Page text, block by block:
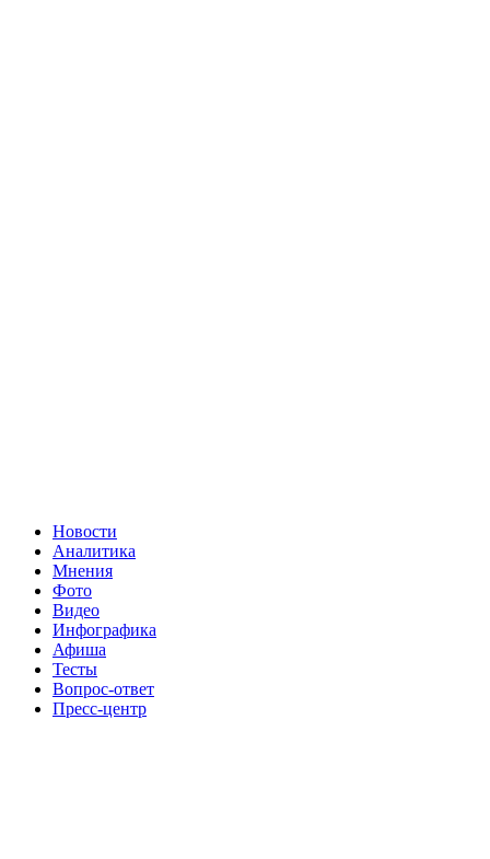
Новости
Аналитика
Мнения
Фото
Видео
Инфографика
Афиша
Тесты
Вопрос-ответ
Пресс-центр